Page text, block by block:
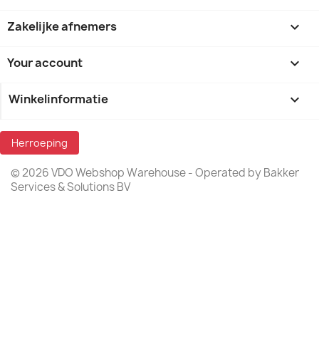
Zakelijke afnemers 
Your account 
Winkelinformatie keyboard_arrow_down
Herroeping
© 2026 VDO Webshop Warehouse - Operated by Bakker
Services & Solutions BV